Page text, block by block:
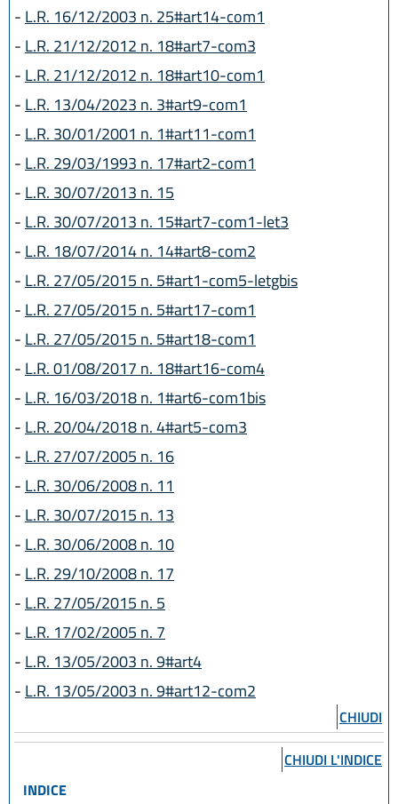
- L.R. 16/12/2003 n. 25#art14-com1
- L.R. 21/12/2012 n. 18#art7-com3
- L.R. 21/12/2012 n. 18#art10-com1
- L.R. 13/04/2023 n. 3#art9-com1
- L.R. 30/01/2001 n. 1#art11-com1
- L.R. 29/03/1993 n. 17#art2-com1
- L.R. 30/07/2013 n. 15
- L.R. 30/07/2013 n. 15#art7-com1-let3
- L.R. 18/07/2014 n. 14#art8-com2
- L.R. 27/05/2015 n. 5#art1-com5-letgbis
- L.R. 27/05/2015 n. 5#art17-com1
- L.R. 27/05/2015 n. 5#art18-com1
- L.R. 01/08/2017 n. 18#art16-com4
- L.R. 16/03/2018 n. 1#art6-com1bis
- L.R. 20/04/2018 n. 4#art5-com3
- L.R. 27/07/2005 n. 16
- L.R. 30/06/2008 n. 11
- L.R. 30/07/2015 n. 13
- L.R. 30/06/2008 n. 10
- L.R. 29/10/2008 n. 17
- L.R. 27/05/2015 n. 5
- L.R. 17/02/2005 n. 7
- L.R. 13/05/2003 n. 9#art4
- L.R. 13/05/2003 n. 9#art12-com2
CHIUDI
CHIUDI L'INDICE
INDICE